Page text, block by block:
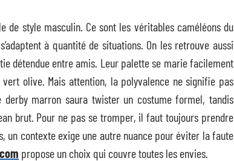
de style masculin. Ce sont les véritables caméléons du
à quantité de situations. On les retrouve aussi
détendue entre amis. Leur palette se marie facilement
olive. Mais attention, la polyvalence ne signifie pas
derby marron saura twister un costume formel, tandis
brut. Pour ne pas se tromper, il faut toujours prendre
un contexte exige une autre nuance pour éviter la faute
propose un choix qui couvre toutes les envies.